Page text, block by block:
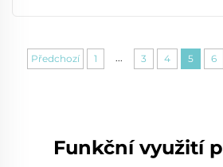
Předchozí 1 ... 3 4 5 6
Funkční využití